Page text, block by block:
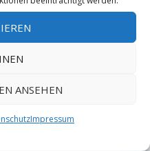
ANSEHEN
Impressum